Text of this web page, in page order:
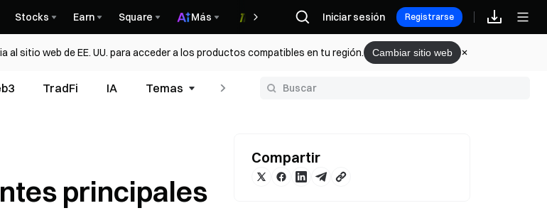
Stocks Earn Square Más Recompensas
Iniciar sesión Registrarse
al sitio web de EE. UU. para acceder a los productos compatibles en tu región. Cambiar sitio web
TradFi IA Temas Glosario
principales
Compartir